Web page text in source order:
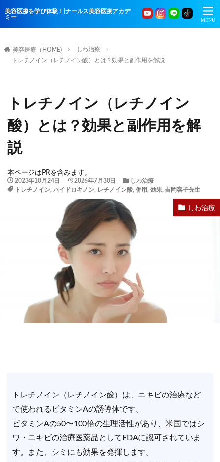
美容医療を学び体験！|ナールス美容医療アカデ
ミー
美容医療（HOME)
しわ治療
トレチノイン（レチノイン酸）とは？効果と副作用を解説
トレチノイン（レチノイン
酸）とは？効果と副作用を解
説
本ページはPRを含みます。
2023年10月24日 2026年7月30日
しわ治療
トレチノイン, ハイドロキノン, レチノイン酸, 併用, 効果, 吉岡容子先生
しわ治療
トレチノイン（レチノイン酸）は、ニキビの治療など
で使われるビタミンAの誘導体です。
ビタミンAの50〜100倍の生理活性があり、米国ではシ
ワ・ニキビの治療医薬品としてFDAに認可されていま
す。また、シミにも効果を発揮します。